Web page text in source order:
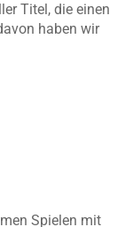
Titel, die einen
haben wir
Spielen mit